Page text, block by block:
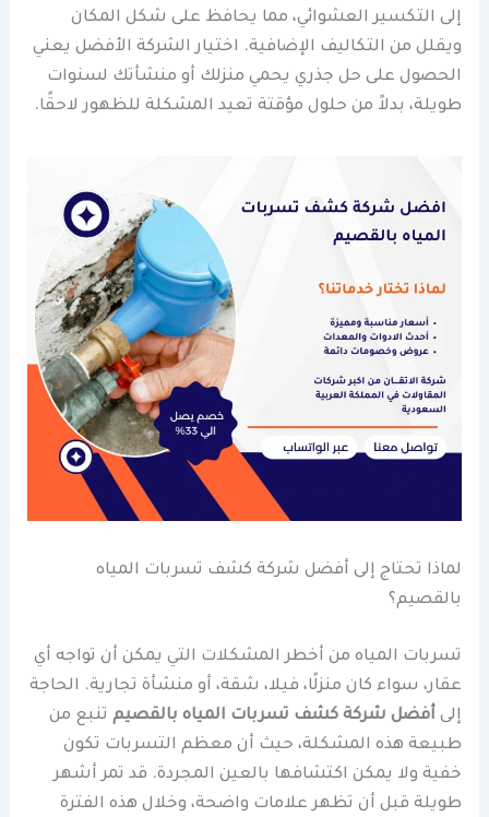
إلى التكسير العشوائي، مما يحافظ على شكل المكان
ويقلل من التكاليف الإضافية. اختيار الشركة الأفضل يعني
الحصول على حل جذري يحمي منزلك أو منشأتك لسنوات
طويلة، بدلاً من حلول مؤقتة تعيد المشكلة للظهور لاحقًا.
لماذا تحتاج إلى أفضل شركة كشف تسربات المياه
بالقصيم؟
تسربات المياه من أخطر المشكلات التي يمكن أن تواجه أي
عقار، سواء كان منزلًا، فيلا، شقة، أو منشأة تجارية. الحاجة
إلى أفضل شركة كشف تسربات المياه بالقصيم تنبع من
طبيعة هذه المشكلة، حيث أن معظم التسربات تكون
خفية ولا يمكن اكتشافها بالعين المجردة. قد تمر أشهر
طويلة قبل أن تظهر علامات واضحة، وخلال هذه الفترة